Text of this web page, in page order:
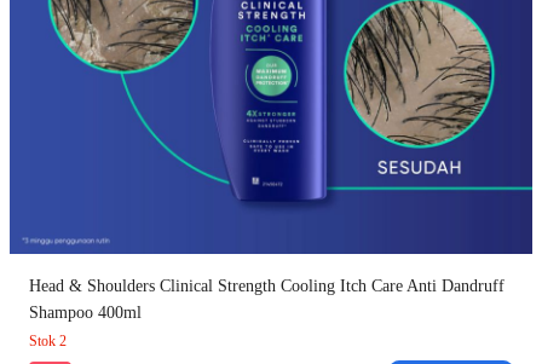
Head & Shoulders Clinical Strength Cooling Itch Care Anti Dandruff
Shampoo 400ml
Stok 2